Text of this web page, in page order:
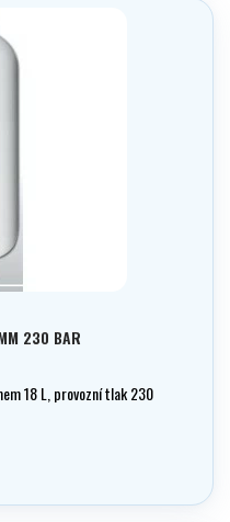
230 BAR
18 L, provozní tlak 230